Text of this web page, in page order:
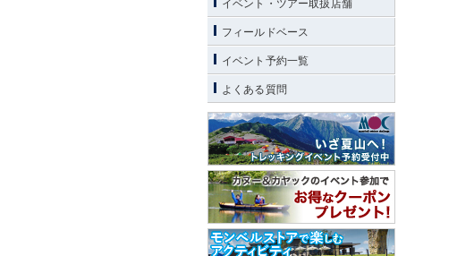
フィールドベース
イベント予約一覧
よくある質問